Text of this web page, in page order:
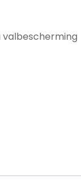
valbescherming